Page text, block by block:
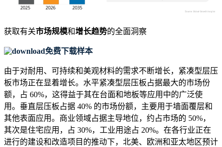
获取有关市场规模和增长趋势的全面洞察
免费下载样本
由于对耐用、可持续和美观材料的需求不断增长，紧凑型层压
板市场正在显着增长。水平紧凑型层压板占据最大的市场份
额，占 60%，这得益于其在台面和地板等应用中的广泛使
用。垂直层压板占据 40% 的市场份额，主要用于墙面覆层和
其他表面应用。商业领域占据主导地位，约占市场的 50%，
其次是住宅应用，占 30%，工业用途占 20%。在各行业正在
进行的建设和改造项目的推动下，北美、欧洲和亚太地区预计